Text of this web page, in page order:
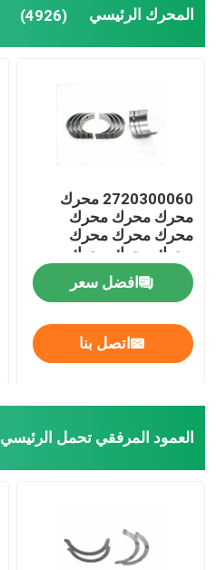
حلقة زيت المكبس
المحرك الرئيسي (4926)
2720300060 محرك
محرك محرك محرك
محرك محرك محرك
محرك محرك محرك
محرك محرك محرك
محرك
افضل سعر
اتصل بنا
العمود المرفقي تحمل الرئيسي